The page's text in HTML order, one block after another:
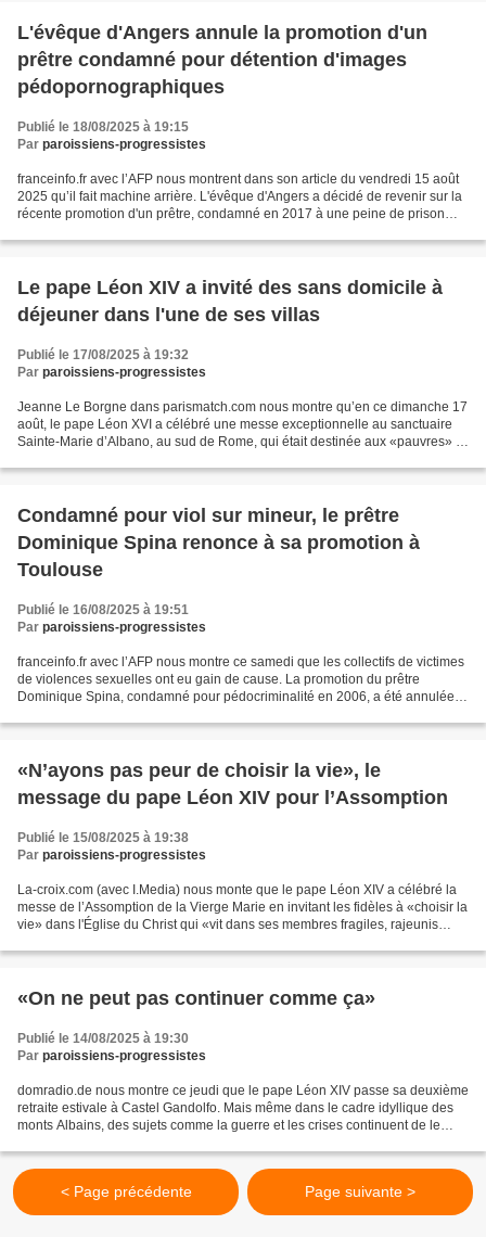
L'évêque d'Angers annule la promotion d'un
prêtre condamné pour détention d'images
pédopornographiques
Publié le 18/08/2025 à 19:15
Par paroissiens-progressistes
franceinfo.fr avec l’AFP nous montrent dans son article du vendredi 15 août
2025 qu’il fait machine arrière. L'évêque d'Angers a décidé de revenir sur la
récente promotion d'un prêtre, condamné en 2017 à une peine de prison
Le pape Léon XIV a invité des sans domicile à
déjeuner dans l'une de ses villas
Publié le 17/08/2025 à 19:32
Par paroissiens-progressistes
Jeanne Le Borgne dans parismatch.com nous montre qu’en ce dimanche 17
août, le pape Léon XVI a célébré une messe exceptionnelle au sanctuaire
Sainte-Marie d’Albano, au sud de Rome, qui était destinée aux «pauvres» ,
Condamné pour viol sur mineur, le prêtre
Dominique Spina renonce à sa promotion à
Toulouse
Publié le 16/08/2025 à 19:51
Par paroissiens-progressistes
franceinfo.fr avec l’AFP nous montre ce samedi que les collectifs de victimes
de violences sexuelles ont eu gain de cause. La promotion du prêtre
Dominique Spina, condamné pour pédocriminalité en 2006, a été annulée à
«N’ayons pas peur de choisir la vie», le
message du pape Léon XIV pour l’Assomption
Publié le 15/08/2025 à 19:38
Par paroissiens-progressistes
La-croix.com (avec I.Media) nous monte que le pape Léon XIV a célébré la
messe de l’Assomption de la Vierge Marie en invitant les fidèles à «choisir la
vie» dans l'Église du Christ qui «vit dans ses membres fragiles, rajeunis
«On ne peut pas continuer comme ça»
Publié le 14/08/2025 à 19:30
Par paroissiens-progressistes
domradio.de nous montre ce jeudi que le pape Léon XIV passe sa deuxième
retraite estivale à Castel Gandolfo. Mais même dans le cadre idyllique des
monts Albains, des sujets comme la guerre et les crises continuent de le
< Page précédente Page suivante >